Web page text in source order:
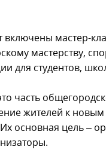
мастер-
мастерству,
для студентов,
часть
жителей к
основная цель –